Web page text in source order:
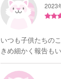
2023
いつも子供たちの
きめ細かく報告も